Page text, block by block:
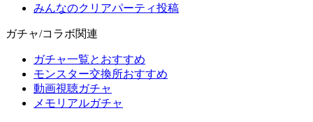
みんなのクリアパーティ投稿
ガチャ/コラボ関連
ガチャ一覧とおすすめ
モンスター交換所おすすめ
動画視聴ガチャ
メモリアルガチャ